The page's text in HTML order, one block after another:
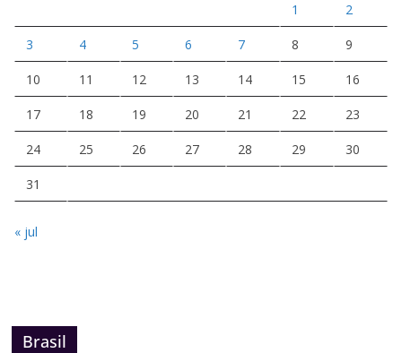
1 2
3 4 5 6 7 8 9
10 11 12 13 14 15 16
17 18 19 20 21 22 23
24 25 26 27 28 29 30
31
« jul
Brasil